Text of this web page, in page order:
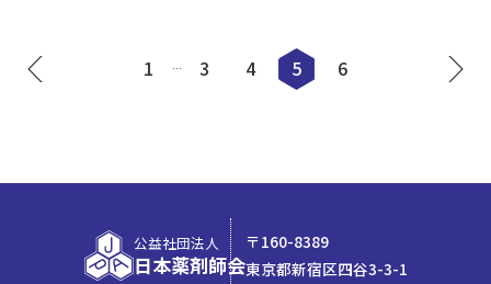
1 … 3 4 5 6
公益社団法人
日本薬剤師会
〒160-8389
東京都新宿区四谷3-3-1